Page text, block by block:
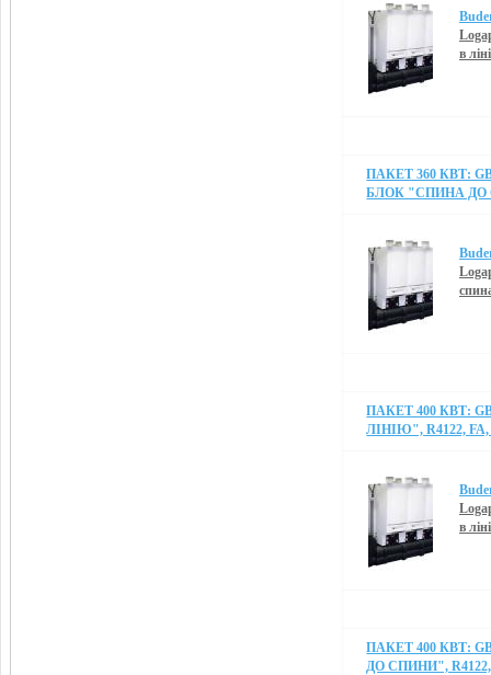
в
ПАКЕТ 360 КВТ:
БЛОК "СПИНА ДО
ПАКЕТ 400 КВТ:
ЛІНІЮ", R4122, FA,
в
ПАКЕТ 400 КВТ:
ДО СПИНИ", R4122,